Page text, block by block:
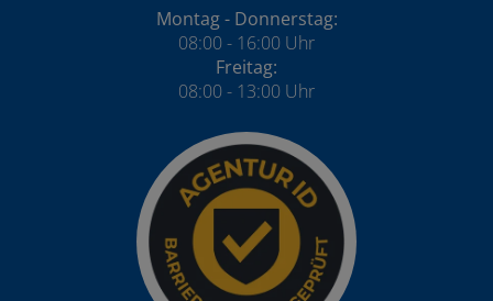
Montag - Donnerstag:
08:00 - 16:00 Uhr
Freitag:
08:00 - 13:00 Uhr